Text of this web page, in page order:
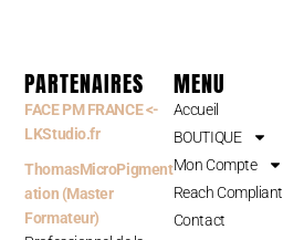
PARTENAIRES
FACE PM FRANCE <-
LKStudio.fr
ThomasMicroPigment
ation (Master
Formateur)
MENU
Accueil
BOUTIQUE
Mon Compte
Reach Compliant
Contact